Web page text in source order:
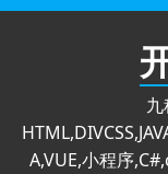
跳
A,VUE,小程序